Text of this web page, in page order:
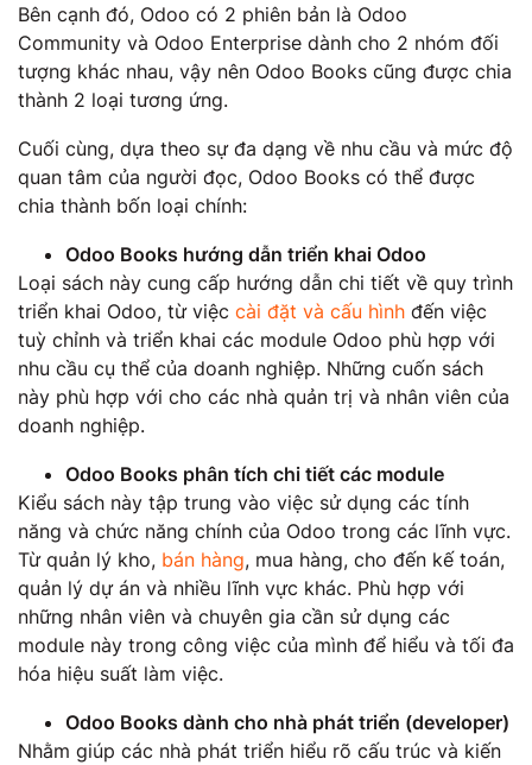
Bên cạnh đó, Odoo có 2 phiên bản là Odoo
Community và Odoo Enterprise dành cho 2 nhóm đối
tượng khác nhau, vậy nên Odoo Books cũng được chia
thành 2 loại tương ứng.
Cuối cùng, dựa theo sự đa dạng về nhu cầu và mức độ
quan tâm của người đọc, Odoo Books có thể được
chia thành bốn loại chính:
Odoo Books hướng dẫn triển khai Odoo
Loại sách này cung cấp hướng dẫn chi tiết về quy trình
triển khai Odoo, từ việc cài đặt và cấu hình đến việc
tuỳ chỉnh và triển khai các module Odoo phù hợp với
nhu cầu cụ thể của doanh nghiệp. Những cuốn sách
này phù hợp với cho các nhà quản trị và nhân viên của
doanh nghiệp.
Odoo Books phân tích chi tiết các module
Kiểu sách này tập trung vào việc sử dụng các tính
năng và chức năng chính của Odoo trong các lĩnh vực.
Từ quản lý kho, bán hàng, mua hàng, cho đến kế toán,
quản lý dự án và nhiều lĩnh vực khác. Phù hợp với
những nhân viên và chuyên gia cần sử dụng các
module này trong công việc của mình để hiểu và tối đa
hóa hiệu suất làm việc.
Odoo Books dành cho nhà phát triển (developer)
Nhằm giúp các nhà phát triển hiểu rõ cấu trúc và kiến